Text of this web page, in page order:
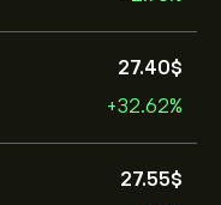
27.40‎$‎
+32.62%
27.55‎$‎